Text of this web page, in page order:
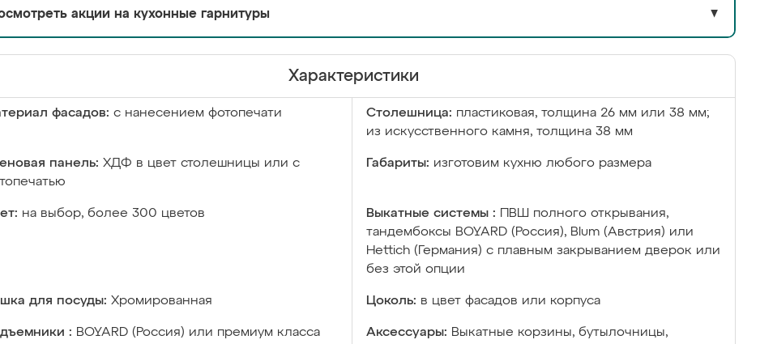
акции на кухонные гарнитуры ▼
Характеристики
фасадов: с нанесением фотопечати Столешница: пластиковая, толщина 26 мм или 38 мм;
из искусственного камня, толщина 38 мм
панель: ХДФ в цвет столешницы или с
Габариты: изготовим кухню любого размера
на выбор, более 300 цветов Выкатные системы :
ПВШ полного открывания,
тандембоксы BOYARD (Россия), Blum (Австрия) или
Hettich (Германия) с плавным закрыванием дверок или
без этой опции
для посуды: Хромированная Цоколь: в цвет фасадов или корпуса
: BOYARD (Россия) или премиум класса
Аксессуары: Выкатные корзины, бутылочницы,